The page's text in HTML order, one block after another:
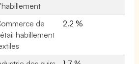
de
habillement
2.2 %